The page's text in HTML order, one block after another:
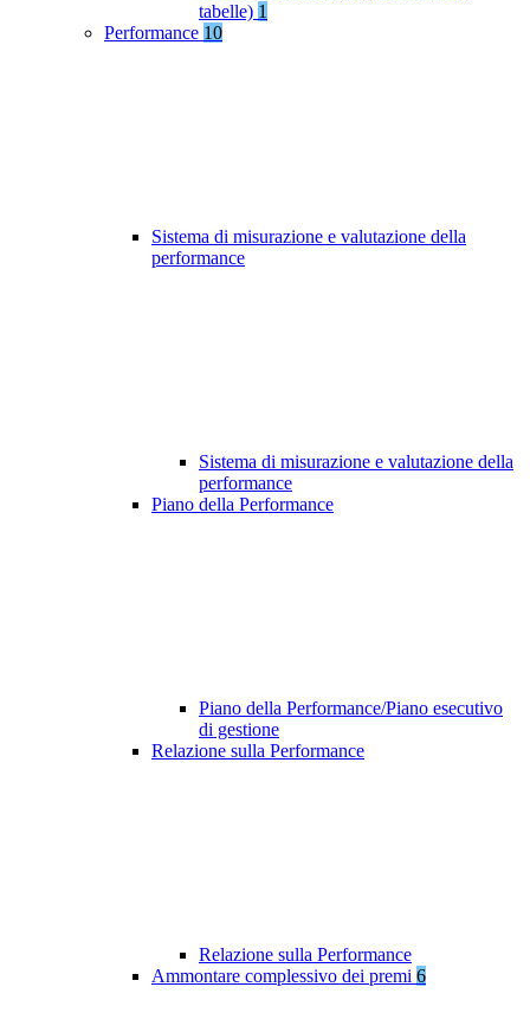
tabelle) 1
Performance 10
Sistema di misurazione e valutazione della
performance
Sistema di misurazione e valutazione della
performance
Piano della Performance
Piano della Performance/Piano esecutivo
di gestione
Relazione sulla Performance
Relazione sulla Performance
Ammontare complessivo dei premi 6